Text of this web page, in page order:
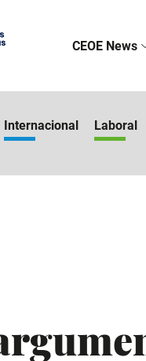
CEOE News
Internacional Laboral